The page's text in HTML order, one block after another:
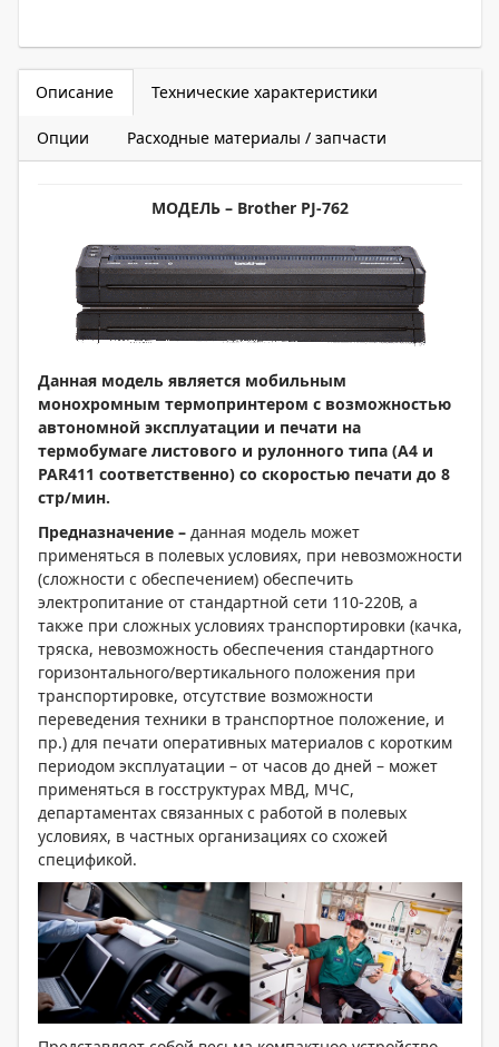
Описание Технические характеристики
Опции Расходные материалы / запчасти
МОДЕЛЬ – Brother PJ-762
Данная модель является мобильным
монохромным термопринтером с возможностью
автономной эксплуатации и печати на
термобумаге листового и рулонного типа (А4 и
PAR411 соответственно) со скоростью печати до 8
стр/мин.
Предназначение – данная модель может
применяться в полевых условиях, при невозможности
(сложности с обеспечением) обеспечить
электропитание от стандартной сети 110-220В, а
также при сложных условиях транспортировки (качка,
тряска, невозможность обеспечения стандартного
горизонтального/вертикального положения при
транспортировке, отсутствие возможности
переведения техники в транспортное положение, и
пр.) для печати оперативных материалов с коротким
периодом эксплуатации – от часов до дней – может
применяться в госструктурах МВД, МЧС,
департаментах связанных с работой в полевых
условиях, в частных организациях со схожей
спецификой.